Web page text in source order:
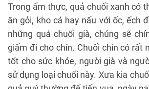
Trong ẩm thực, quả chuối xanh có
ăn gỏi, kho cá hay nấu với ốc, ếch
những quả chuối già, chúng sẽ
giấm đi cho chín. Chuối chín có rất
tốt cho sức khỏe, người già và
sử dụng loại chuối này. Xưa kia